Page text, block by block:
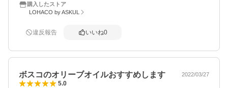
購入したストア
LOHACO by ASKUL
違反報告 いいね0
ボスコのオリーブオイルおすすめします 2022/03/27
5.0